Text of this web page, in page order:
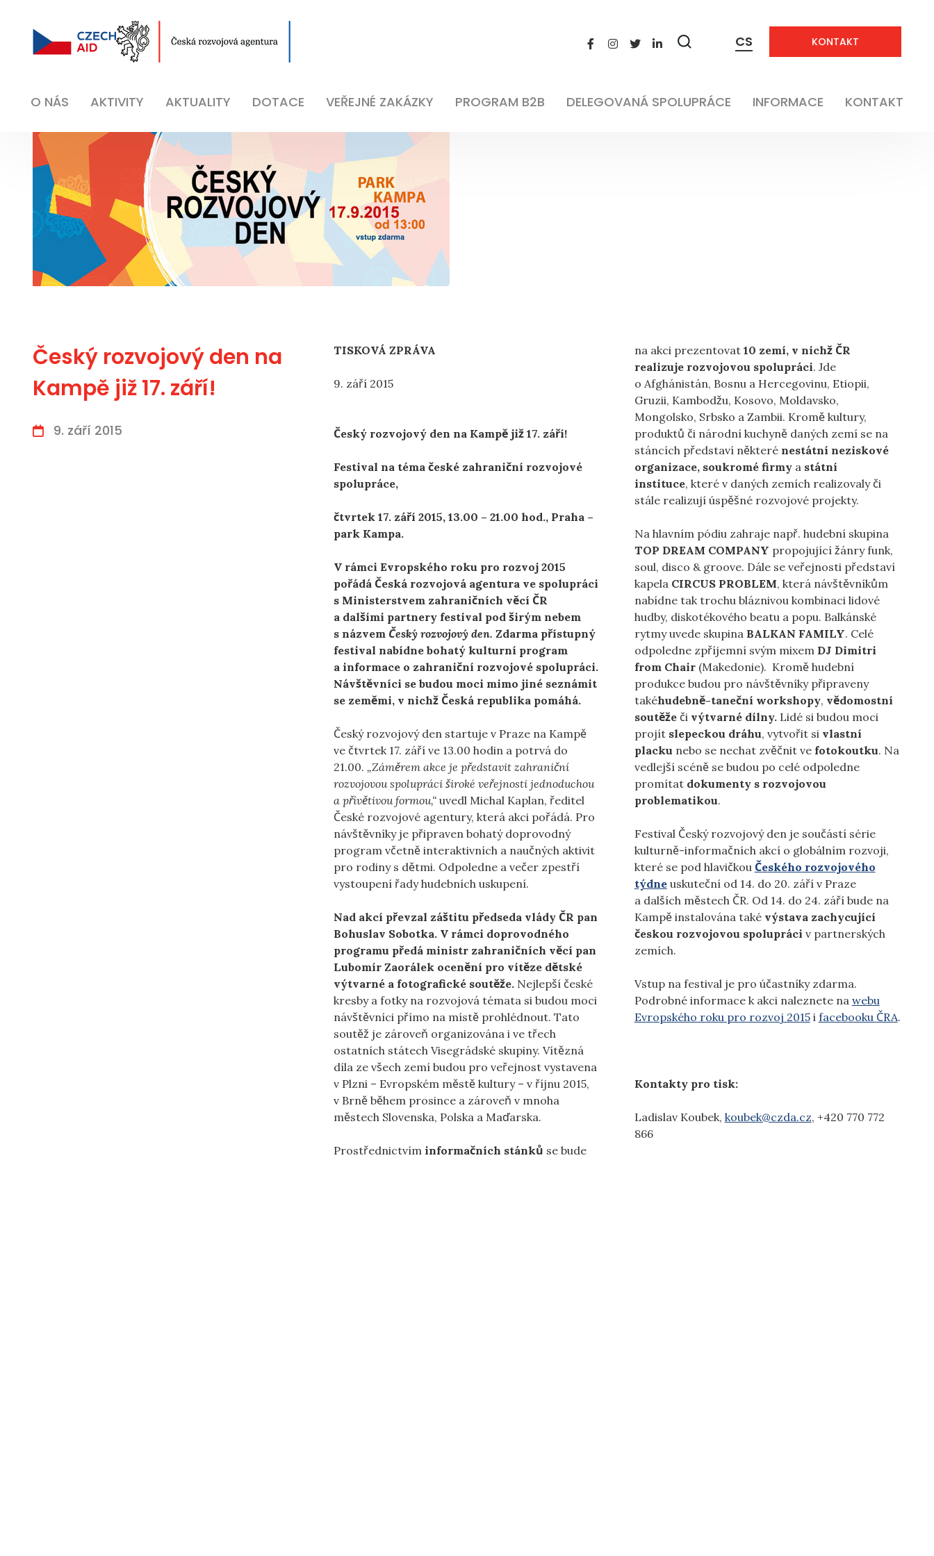
Zobrazit
CS KONTAKT
O NÁS AKTIVITY AKTUALITY DOTACE VEŘEJNÉ ZAKÁZKY PROGRAM B2B DELEGOVANÁ SPOLUPRÁCE INFORMACE KONTAKT
Český rozvojový den na
Kampě již 17. září!
9. září 2015
TISKOVÁ ZPRÁVA
9. září 2015
Český rozvojový den na Kampě již 17. září!
Festival na téma české zahraniční rozvojové
spolupráce,
čtvrtek 17. září 2015, 13.00 – 21.00 hod., Praha –
park Kampa.
V rámci Evropského roku pro rozvoj 2015
pořádá Česká rozvojová agentura ve spolupráci
s Ministerstvem zahraničních věcí ČR
a dalšími partnery festival pod širým nebem
s názvem Český rozvojový den. Zdarma přístupný
festival nabídne bohatý kulturní program
a informace o zahraniční rozvojové spolupráci.
Návštěvníci se budou moci mimo jiné seznámit
se zeměmi, v nichž Česká republika pomáhá.
Český rozvojový den startuje v Praze na Kampě
ve čtvrtek 17. září ve 13.00 hodin a potrvá do
21.00.„Záměrem akce je představit zahraniční
rozvojovou spolupráci široké veřejnosti jednoduchou
a přívětivou formou,“ uvedl Michal Kaplan, ředitel
České rozvojové agentury, která akci pořádá. Pro
návštěvníky je připraven bohatý doprovodný
program včetně interaktivních a naučných aktivit
pro rodiny s dětmi. Odpoledne a večer zpestří
vystoupení řady hudebních uskupení.
Nad akcí převzal záštitu předseda vlády ČR pan
Bohuslav Sobotka. V rámci doprovodného
programu předá ministr zahraničních věcí pan
Lubomír Zaorálek ocenění pro vítěze dětské
výtvarné a fotografické soutěže. Nejlepší české
kresby a fotky na rozvojová témata si budou moci
návštěvníci přímo na místě prohlédnout. Tato
soutěž je zároveň organizována i ve třech
ostatních státech Visegrádské skupiny. Vítězná
díla ze všech zemí budou pro veřejnost vystavena
v Plzni – Evropském městě kultury – v říjnu 2015,
v Brně během prosince a zároveň v mnoha
městech Slovenska, Polska a Maďarska.
Prostřednictvím informačních stánků se bude
na akci prezentovat 10 zemí, v nichž ČR
realizuje rozvojovou spolupráci. Jde
o Afghánistán, Bosnu a Hercegovinu, Etiopii,
Gruzii, Kambodžu, Kosovo, Moldavsko,
Mongolsko, Srbsko a Zambii. Kromě kultury,
produktů či národní kuchyně daných zemí se na
stáncích představí některé nestátní neziskové
organizace, soukromé firmya státní
instituce, které v daných zemích realizovaly či
stále realizují úspěšné rozvojové projekty.
Na hlavním pódiu zahraje např. hudební skupina
TOP DREAM COMPANY propojující žánry funk,
soul, disco & groove. Dále se veřejnosti představí
kapela CIRCUS PROBLEM, která návštěvníkům
nabídne tak trochu bláznivou kombinaci lidové
hudby, diskotékového beatu a popu. Balkánské
rytmy uvede skupina BALKAN FAMILY. Celé
odpoledne zpříjemní svým mixem DJ Dimitri
from Chair(Makedonie). Kromě hudební
produkce budou pro návštěvníky připraveny
takéhudebně-taneční workshopy, vědomostní
soutěže čivýtvarné dílny. Lidé si budou moci
projít slepeckou dráhu, vytvořit si vlastní
placku nebo se nechat zvěčnit ve fotokoutku. Na
vedlejší scéně se budou po celé odpoledne
promítat dokumenty s rozvojovou
problematikou.
Festival Český rozvojový den je součástí série
kulturně-informačních akcí o globálním rozvoji,
které se pod hlavičkou Českého rozvojového
týdne uskuteční od 14. do 20. září v Praze
a dalších městech ČR. Od 14. do 24. září bude na
Kampě instalována také výstava zachycující
českou rozvojovou spolupráci v partnerských
zemích.
Vstup na festival je pro účastníky zdarma.
Podrobné informace k akci naleznete na webu
Evropského roku pro rozvoj 2015i facebooku ČRA.
Kontakty pro tisk:
Ladislav Koubek, koubek@czda.cz, +420 770 772
866